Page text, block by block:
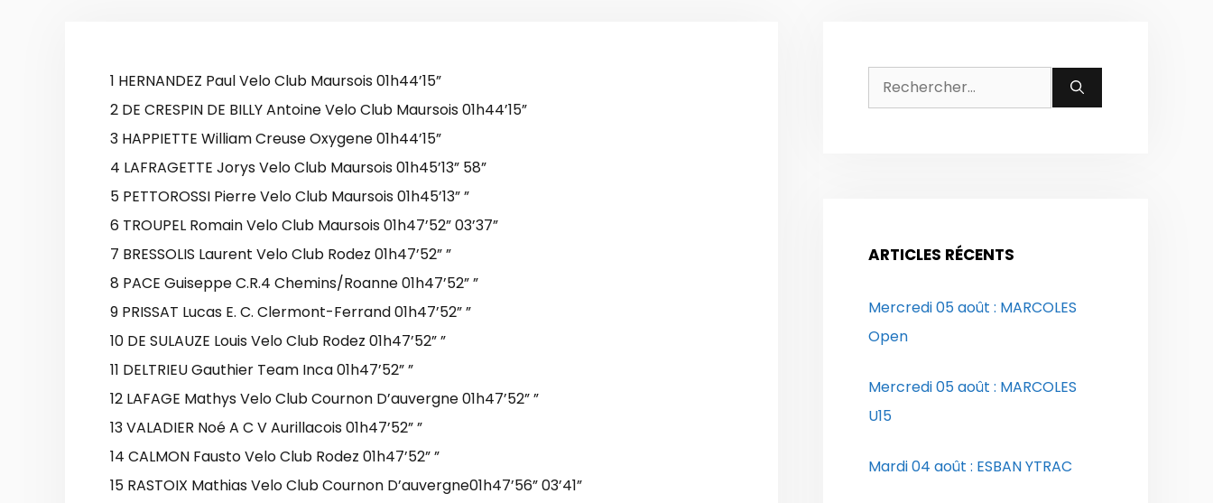
1 HERNANDEZ Paul Velo Club Maursois 01h44’15”
2 DE CRESPIN DE BILLY Antoine Velo Club Maursois 01h44’15”
3 HAPPIETTE William Creuse Oxygene 01h44’15”
4 LAFRAGETTE Jorys Velo Club Maursois 01h45’13” 58”
5 PETTOROSSI Pierre Velo Club Maursois 01h45’13” ”
6 TROUPEL Romain Velo Club Maursois 01h47’52” 03’37”
7 BRESSOLIS Laurent Velo Club Rodez 01h47’52” ”
8 PACE Guiseppe C.R.4 Chemins/Roanne 01h47’52” ”
9 PRISSAT Lucas E. C. Clermont-Ferrand 01h47’52” ”
10 DE SULAUZE Louis Velo Club Rodez 01h47’52” ”
11 DELTRIEU Gauthier Team Inca 01h47’52” ”
12 LAFAGE Mathys Velo Club Cournon D’auvergne 01h47’52” ”
13 VALADIER Noé A C V Aurillacois 01h47’52” ”
14 CALMON Fausto Velo Club Rodez 01h47’52” ”
15 RASTOIX Mathias Velo Club Cournon D’auvergne01h47’56” 03’41”
Rechercher :
ARTICLES RÉCENTS
Mercredi 05 août : MARCOLES
Open
Mercredi 05 août : MARCOLES
U15
Mardi 04 août : ESBAN YTRAC